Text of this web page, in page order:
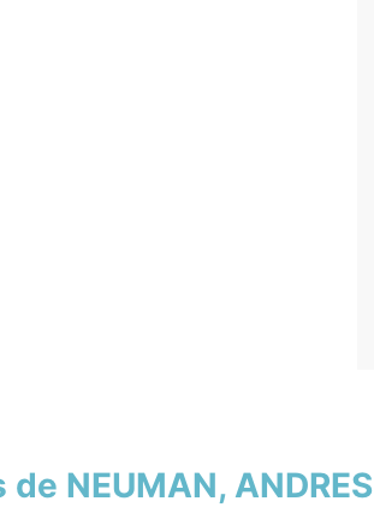
NEUMAN, ANDRES